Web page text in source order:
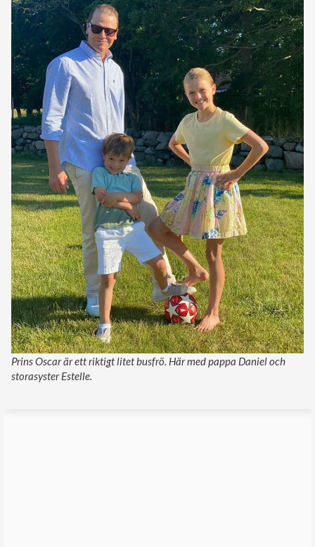
Prins Oscar är ett riktigt litet busfrö. Här med pappa Daniel och
storasyster Estelle.